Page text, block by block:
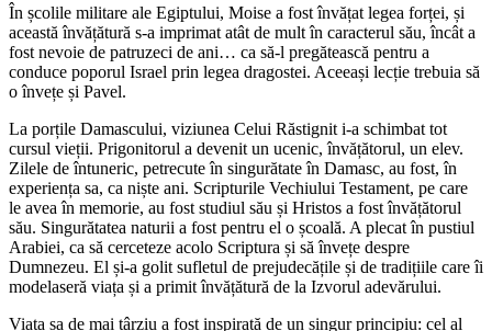
În școlile militare ale Egiptului, Moise a fost învățat legea forței, și
această învățătură s-a imprimat atât de mult în caracterul său, încât a
fost nevoie de patruzeci de ani… ca să-l pregătească pentru a
conduce poporul Israel prin legea dragostei. Aceeași lecție trebuia să
o învețe și Pavel.
La porțile Damascului, viziunea Celui Răstignit i-a schimbat tot
cursul vieții. Prigonitorul a devenit un ucenic, învățătorul, un elev.
Zilele de întuneric, petrecute în singurătate în Damasc, au fost, în
experiența sa, ca niște ani. Scripturile Vechiului Testament, pe care
le avea în memorie, au fost studiul său și Hristos a fost învățătorul
său. Singurătatea naturii a fost pentru el o școală. A plecat în pustiul
Arabiei, ca să cerceteze acolo Scriptura și să învețe despre
Dumnezeu. El și-a golit sufletul de prejudecățile și de tradițiile care îi
modelaseră viața și a primit învățătură de la Izvorul adevărului.
Viața sa de mai târziu a fost inspirată de un singur principiu: cel al